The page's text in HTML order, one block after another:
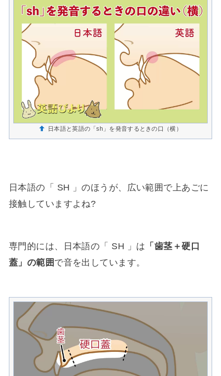
日本語と英語の「sh」を発音するときの口（横）
日本語の「 SH 」のほうが、広い範囲で上あごに
接触していますよね?
専門的には、日本語の「 SH 」は 「歯茎＋硬口
蓋」の範囲 で音を出しています。